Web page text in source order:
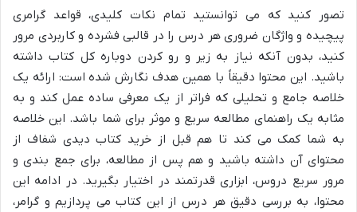
تصور کنید که می توانستید تمام نکات کلیدی، قواعد گرامری
پیچیده و واژگان ضروری هر درس را در قالبی فشرده و کاربردی مرور
کنید، بدون آنکه نیاز به زیر و رو کردن دوباره کل کتاب داشته
باشید. این محتوا دقیقاً با همین هدف نگارش شده است: ارائه یک
خلاصه جامع و تحلیلی که فراتر از یک معرفی ساده عمل کند و به
مثابه یک راهنمای مطالعه سریع و موثر برای شما باشد. این خلاصه
به شما کمک می کند تا هم قبل از خرید کتاب دیدی شفاف از
محتوای آن داشته باشید و هم پس از مطالعه، برای جمع بندی و
مرور سریع دروس، ابزاری قدرتمند در اختیار بگیرید. در ادامه این
محتوا، به بررسی دقیق هر درس از این کتاب می پردازیم و گرامر،